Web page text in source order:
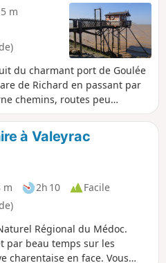
m
du charmant port de Goulée
de Richard en passant par
chemins, routes peu
Au long d'un tracé facile,
aspects de l'estuaire : ports,
historique.
à Valeyrac
m 2h 10
Facile
Régional du Médoc.
par beau temps sur les
charentaise en face. Vous